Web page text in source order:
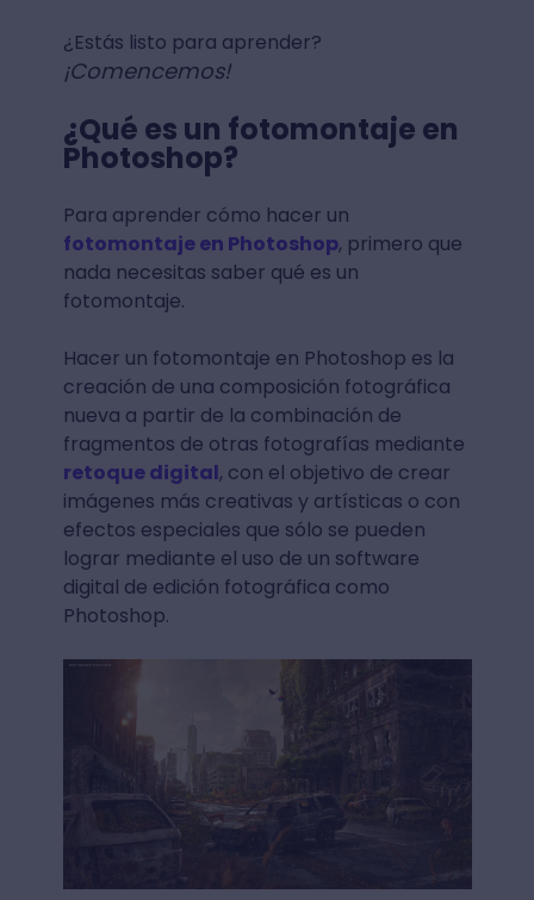
¿Estás listo para aprender?
¡Comencemos!
¿Qué es un fotomontaje en
Photoshop?
Para aprender cómo hacer un
fotomontaje en Photoshop, primero que
nada necesitas saber qué es un
fotomontaje.
Hacer un fotomontaje en Photoshop es la
creación de una composición fotográfica
nueva a partir de la combinación de
fragmentos de otras fotografías mediante
retoque digital, con el objetivo de crear
imágenes más creativas y artísticas o con
efectos especiales que sólo se pueden
lograr mediante el uso de un software
digital de edición fotográfica como
Photoshop.